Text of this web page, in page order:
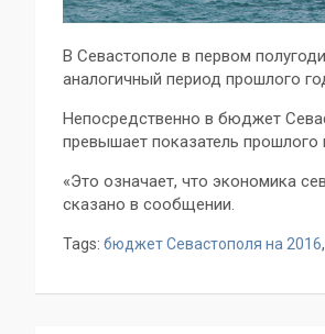
В Севастополе в первом
аналогичный период прошлого
Непосредственно в бюджет
превышает показатель
«Это означает, что экономика
сказано в сообщении.
Tags: бюджет Севастополя на 2016,